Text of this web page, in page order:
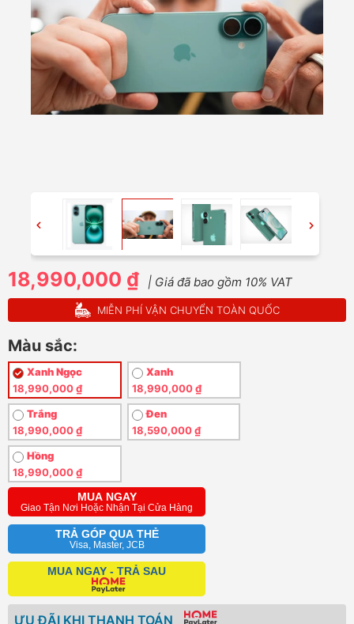
18,990,000 ₫ | Giá đã bao gồm 10% VAT
MIỄN PHÍ VẬN CHUYỂN TOÀN QUỐC
Màu sắc:
Xanh Ngọc
18,990,000 ₫
Xanh
18,990,000 ₫
Trắng
18,990,000 ₫
Đen
18,590,000 ₫
Hồng
18,990,000 ₫
MUA NGAY
Giao Tận Nơi Hoặc Nhận Tại Cửa Hàng
TRẢ GÓP QUA THẺ
Visa, Master, JCB
MUA NGAY - TRẢ SAU
ƯU ĐÃI KHI THANH TOÁN